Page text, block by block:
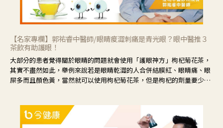
【名家專欄】郭祐睿中醫師/眼睛痠澀刺痛是青光眼？眼中醫推３
茶飲有助護眼！
大部分的患者覺得關於眼睛的問題就會使用「護眼神方」枸杞菊花茶，
其實不盡然如此，舉例來說若是眼睛乾澀的人合併結膜紅、眼睛痛、眼
屎多而且顏色黃，當然就可以使用枸杞菊花茶，但是枸杞的劑量要少，
候就要使用菊花、金銀花來治療；假如單純的眼睛乾澀，結膜沒有紅，
眼睛周圍沒有眼屎，這種情況是屬於「陰虛」，就可以使用枸杞、蓮